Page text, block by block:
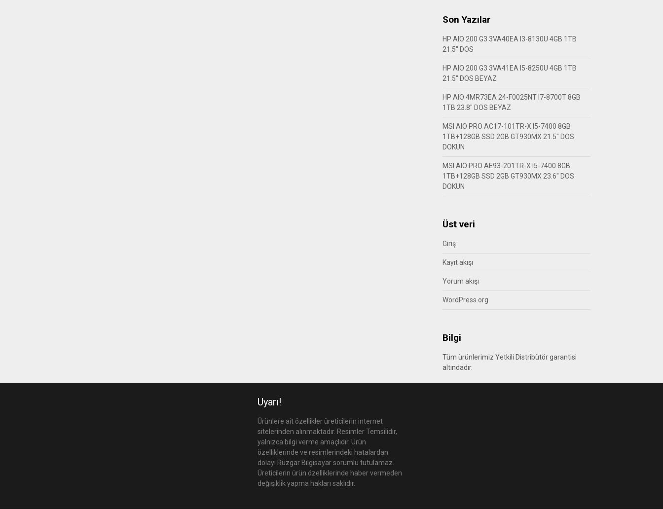
Son Yazılar
HP AIO 200 G3 3VA40EA I3-8130U 4GB 1TB
21.5″ DOS
HP AIO 200 G3 3VA41EA I5-8250U 4GB 1TB
21.5″ DOS BEYAZ
HP AIO 4MR73EA 24-F0025NT I7-8700T 8GB
1TB 23.8″ DOS BEYAZ
MSI AIO PRO AC17-101TR-X I5-7400 8GB
1TB+128GB SSD 2GB GT930MX 21.5″ DOS
DOKUN
MSI AIO PRO AE93-201TR-X I5-7400 8GB
1TB+128GB SSD 2GB GT930MX 23.6″ DOS
DOKUN
Üst veri
Giriş
Kayıt akışı
Yorum akışı
WordPress.org
Bilgi
Tüm ürünlerimiz Yetkili Distribütör garantisi
altındadır.
Uyarı!
Ürünlere ait özellikler üreticilerin internet
sitelerinden alınmaktadır. Resimler Temsilidir,
yalnızca bilgi verme amaçlıdır. Ürün
özelliklerinde ve resimlerindeki hatalardan
dolayı Rüzgar Bilgisayar sorumlu tutulamaz.
Üreticilerin ürün özelliklerinde haber vermeden
değişiklik yapma hakları saklıdır.